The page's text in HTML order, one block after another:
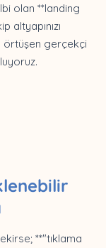
olan **landing
altyapınızı
örtüşen gerçekçi
**"tıklama